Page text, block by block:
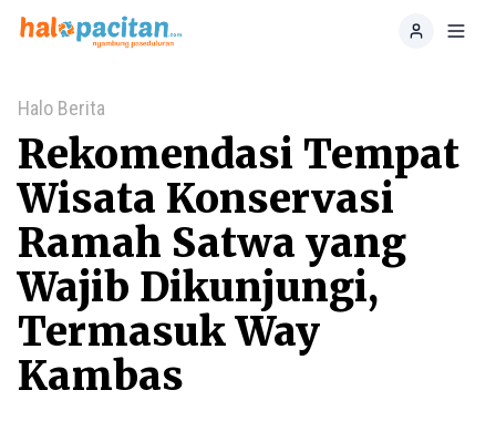
Home
Halo Berita
Rekomendasi Tempat
Wisata Konservasi
Ramah Satwa yang
Wajib Dikunjungi,
Termasuk Way
Kambas